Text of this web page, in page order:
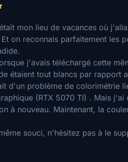
mon lieu de vacances où
on reconnais parfaitement les
j'avais téléchargé cette
étaient tout blancs par rapport
d'un problème de colorimétrie
(RTX 5070 TI) . Mais
à nouveau. Maintenant, la
souci, n'hésitez pas à le